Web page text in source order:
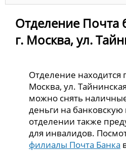
Отделение Почта
г. Москва, ул.
Отделение находится
Москва, ул.
можно снять
деньги на банковскую
отделении также
для инвалидов.
филиалы Почта Банка